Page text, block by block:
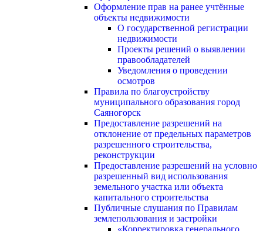
Оформление прав на ранее учтённые
объекты недвижимости
О государственной регистрации
недвижимости
Проекты решений о выявлении
правообладателей
Уведомления о проведении
осмотров
Правила по благоустройству
муниципального образования город
Саяногорск
Предоставление разрешений на
отклонение от предельных параметров
разрешенного строительства,
реконструкции
Предоставление разрешений на условно
разрешенный вид использования
земельного участка или объекта
капитального строительства
Публичные слушания по Правилам
землепользования и застройки